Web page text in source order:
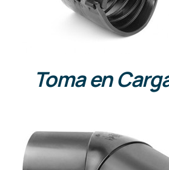
Toma en